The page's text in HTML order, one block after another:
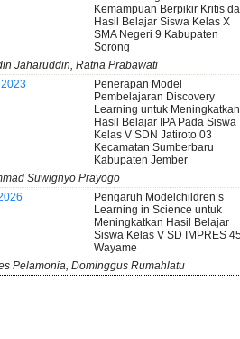
Kemampuan Berpikir Kritis
Hasil Belajar Siswa Kelas X
SMA Negeri 9 Kabupaten
Sorong
Jaharuddin, Ratna Prabawati
Penerapan Model
Pembelajaran Discovery
Learning untuk Meningkatkan
Hasil Belajar IPA Pada Siswa
Kelas V SDN Jatiroto 03
Kecamatan Sumberbaru
Kabupaten Jember
Suwignyo Prayogo
Pengaruh Modelchildren’s
Learning in Science untuk
Meningkatkan Hasil Belajar
Siswa Kelas V SD IMPRES
Wayame
Pelamonia, Dominggus Rumahlatu